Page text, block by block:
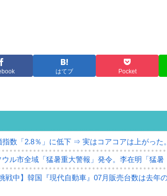
はてブ Pocket
指数「2.8％」に低下 ⇒ 実はコアコアは上がった。
ル市全域「猛暑重大警報」発令。李在明「猛暑
戦中】韓国『現代自動車』07月販売台数は去年